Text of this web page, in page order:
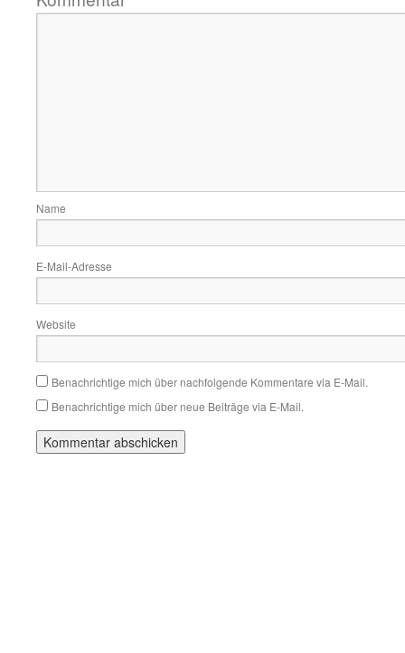
Name
E-Mail-Adresse
Website
Benachrichtige mich über nachfolgende Kommentare via E-Mail.
Benachrichtige mich über neue Beiträge via E-Mail.